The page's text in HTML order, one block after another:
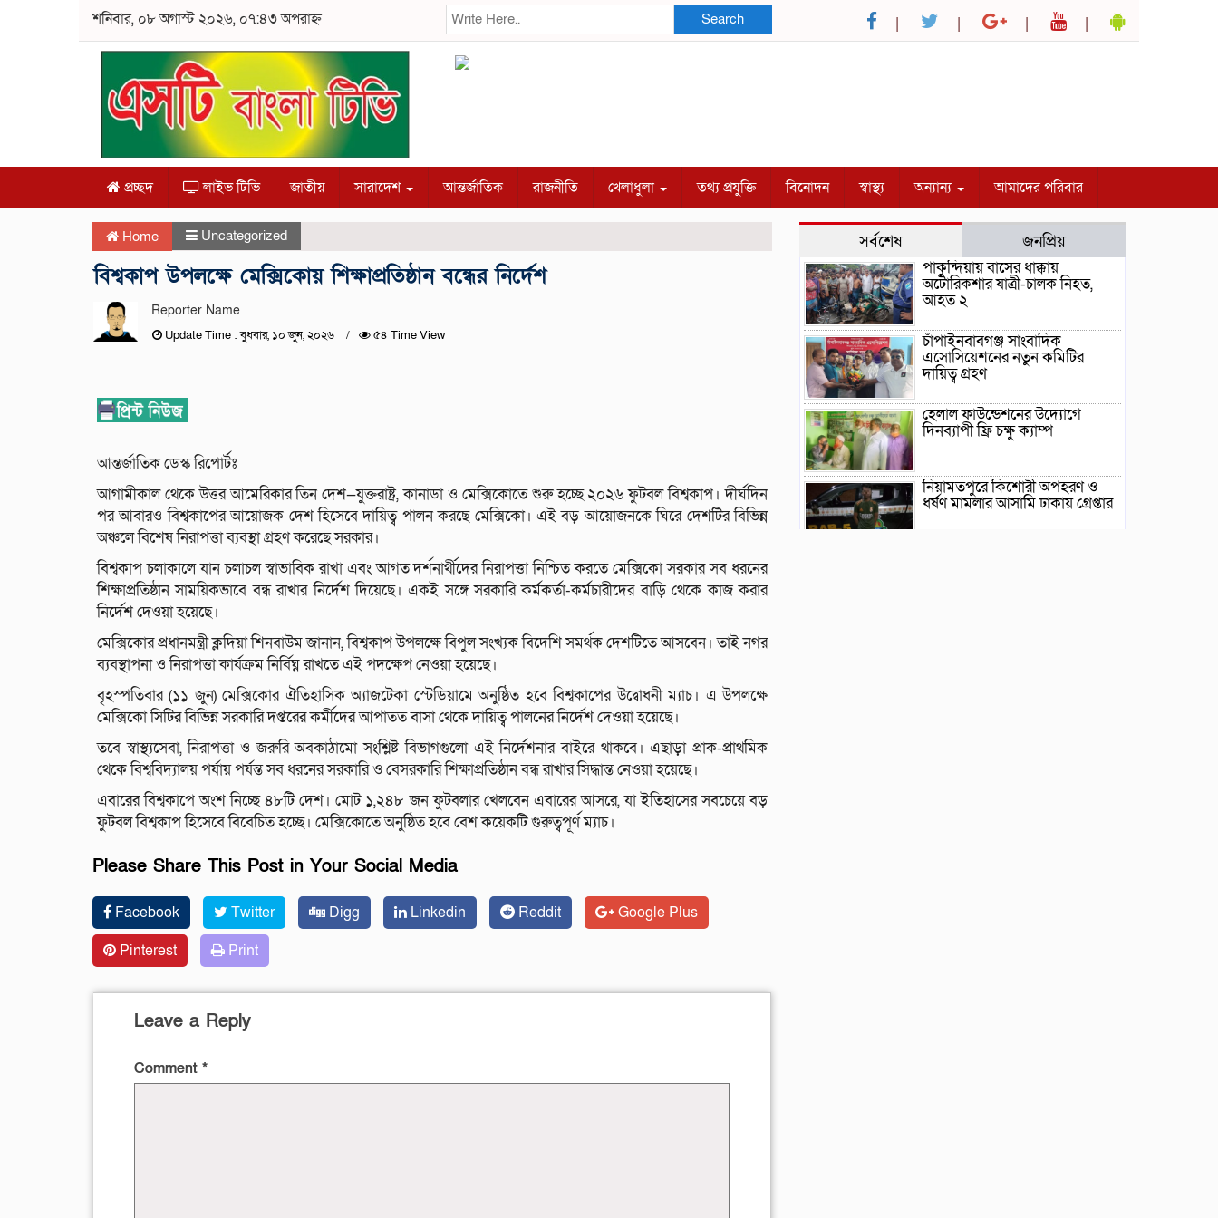
শনিবার, ০৮ অগাস্ট ২০২৬, ০৭:৪৩ অপরাহ্ন Search
প্রচ্ছদ লাইভ টিভি জাতীয় সারাদেশ আন্তর্জাতিক রাজনীতি খেলাধুলা তথ্য প্রযুক্তি বিনোদন স্বাস্থ্য অন্যান্য আমাদের পরিবার
Home Uncategorized
বিশ্বকাপ উপলক্ষে মেক্সিকোয় শিক্ষাপ্রতিষ্ঠান বন্ধের নির্দেশ
Reporter Name
Update Time : বুধবার, ১০ জুন, ২০২৬ ৫৪ Time View
আন্তর্জাতিক ডেস্ক রিপোর্টঃ
আগামীকাল থেকে উত্তর আমেরিকার তিন দেশ—যুক্তরাষ্ট্র, কানাডা ও মেক্সিকোতে শুরু হচ্ছে ২০২৬ ফুটবল বিশ্বকাপ। দীর্ঘদিন
পর আবারও বিশ্বকাপের আয়োজক দেশ হিসেবে দায়িত্ব পালন করছে মেক্সিকো। এই বড় আয়োজনকে ঘিরে দেশটির বিভিন্ন
অঞ্চলে বিশেষ নিরাপত্তা ব্যবস্থা গ্রহণ করেছে সরকার।
বিশ্বকাপ চলাকালে যান চলাচল স্বাভাবিক রাখা এবং আগত দর্শনার্থীদের নিরাপত্তা নিশ্চিত করতে মেক্সিকো সরকার সব ধরনের
শিক্ষাপ্রতিষ্ঠান সাময়িকভাবে বন্ধ রাখার নির্দেশ দিয়েছে। একই সঙ্গে সরকারি কর্মকর্তা-কর্মচারীদের বাড়ি থেকে কাজ করার
নির্দেশ দেওয়া হয়েছে।
মেক্সিকোর প্রধানমন্ত্রী ক্লদিয়া শিনবাউম জানান, বিশ্বকাপ উপলক্ষে বিপুল সংখ্যক বিদেশি সমর্থক দেশটিতে আসবেন। তাই নগর
ব্যবস্থাপনা ও নিরাপত্তা কার্যক্রম নির্বিঘ্ন রাখতে এই পদক্ষেপ নেওয়া হয়েছে।
বৃহস্পতিবার (১১ জুন) মেক্সিকোর ঐতিহাসিক অ্যাজটেকা স্টেডিয়ামে অনুষ্ঠিত হবে বিশ্বকাপের উদ্বোধনী ম্যাচ। এ উপলক্ষে
মেক্সিকো সিটির বিভিন্ন সরকারি দপ্তরের কর্মীদের আপাতত বাসা থেকে দায়িত্ব পালনের নির্দেশ দেওয়া হয়েছে।
তবে স্বাস্থ্যসেবা, নিরাপত্তা ও জরুরি অবকাঠামো সংশ্লিষ্ট বিভাগগুলো এই নির্দেশনার বাইরে থাকবে। এছাড়া প্রাক-প্রাথমিক
থেকে বিশ্ববিদ্যালয় পর্যায় পর্যন্ত সব ধরনের সরকারি ও বেসরকারি শিক্ষাপ্রতিষ্ঠান বন্ধ রাখার সিদ্ধান্ত নেওয়া হয়েছে।
এবারের বিশ্বকাপে অংশ নিচ্ছে ৪৮টি দেশ। মোট ১,২৪৮ জন ফুটবলার খেলবেন এবারের আসরে, যা ইতিহাসের সবচেয়ে বড়
ফুটবল বিশ্বকাপ হিসেবে বিবেচিত হচ্ছে। মেক্সিকোতে অনুষ্ঠিত হবে বেশ কয়েকটি গুরুত্বপূর্ণ ম্যাচ।
Please Share This Post in Your Social Media
Facebook Twitter Digg Linkedin Reddit
Google Plus
Pinterest
Print
Leave a Reply
Comment *
সর্বশেষ জনপ্রিয়
পাকুন্দিয়ায় বাসের ধাক্কায়
অটোরিকশার যাত্রী-চালক নিহত,
আহত ২
চাঁপাইনবাবগঞ্জ সাংবাদিক
এসোসিয়েশনের নতুন কমিটির
দায়িত্ব গ্রহণ
হেলাল ফাউন্ডেশনের উদ্যোগে
দিনব্যাপী ফ্রি চক্ষু ক্যাম্প
নিয়ামতপুরে কিশোরী অপহরণ ও
ধর্ষণ মামলার আসামি ঢাকায় গ্রেপ্তার